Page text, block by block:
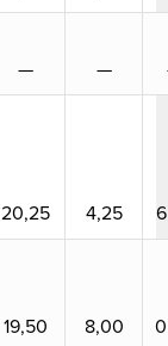
— —
20,25 4,25
19,50 8,00